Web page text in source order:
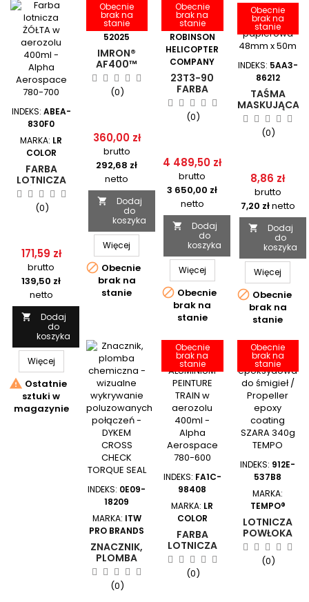
INDEKS: ABEA-
830F0
MARKA: LR
COLOR
FARBA
LOTNICZA
ŻÓŁTA W
AEROZOLU
400ML -
780-700
(0)
171,59 zł
brutto
139,50 zł
netto

Dodaj
do
koszyka
Więcej
 Ostatnie
sztuki w
magazynie
Obecnie
brak na
stanie
INDEKS:D40F-
52025
IMRON®
AF400™
FARBA
POLIURETANOWA
CZARNA /
BLACK
(0)
360,00 zł
brutto
292,68 zł
netto

Dodaj
do
koszyka
Więcej
 Obecnie
brak na
stanie
Obecnie
brak na
stanie
MARKA:
ROBINSON
HELICOPTER
COMPANY
23T3-90
FARBA
CZARNA (
PAINT, CTG,
BLACK )
(0)
4 489,50 zł
brutto
3 650,00 zł
netto

Dodaj
do
koszyka
Więcej
 Obecnie
brak na
stanie
Obecnie
brak na
stanie
INDEKS: 5AA3-
86212
TAŚMA
MASKUJĄCA
/
PAPIEROWA
48MM X
(0)
8,86 zł
brutto
7,20 złnetto

Dodaj
do
koszyka
Więcej
 Obecnie
brak na
stanie
INDEKS: 0E09-
18209
MARKA: ITW
PRO BRANDS
ZNACZNIK,
PLOMBA
CHEMICZNA
- WIZUALNE
WYKRYWANIE
(0)
Obecnie
brak na
stanie
INDEKS: FA1C-
98408
MARKA: LR
COLOR
FARBA
LOTNICZA
ALUMINIUM
PEINTURE
TRAIN W
(0)
Obecnie
brak na
stanie
INDEKS: 912E-
537B8
MARKA:
TEMPO®
LOTNICZA
POWŁOKA
EPOKSYDOWA
DO ŚMIGIEŁ
/ PROPELLER
(0)